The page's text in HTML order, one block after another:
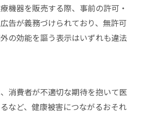
機器を販売する際、事前の許可・
告が義務づけられており、無許可
の効能を謳う表示はいずれも違法
消費者が不適切な期待を抱いて医
など、健康被害につながるおそれ